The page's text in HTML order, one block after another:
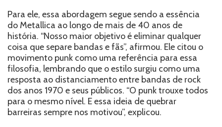
Para ele, essa abordagem segue sendo a essência
do Metallica ao longo de mais de 40 anos de
história. “Nosso maior objetivo é eliminar qualquer
coisa que separe bandas e fãs”, afirmou. Ele citou o
movimento punk como uma referência para essa
filosofia, lembrando que o estilo surgiu como uma
resposta ao distanciamento entre bandas de rock
dos anos 1970 e seus públicos. “O punk trouxe todos
para o mesmo nível. E essa ideia de quebrar
barreiras sempre nos motivou”, explicou.